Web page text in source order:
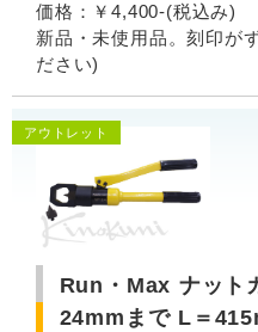
価格：￥4,400-(税込み)
新品・未使用品。刻印が
ださい)
Run・Max ナット
24mmまで L＝
アウトレット